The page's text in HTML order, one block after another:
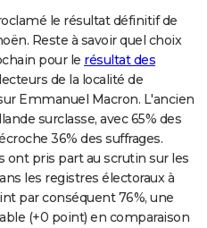
le résultat définitif de
Reste à savoir quel choix
pour le résultat des
de la localité de
Emmanuel Macron. L'ancien
surclasse, avec 65% des
36% des suffrages.
ont pris part au scrutin sur les
les registres électoraux à
par conséquent 76%, une
(+0 point) en comparaison